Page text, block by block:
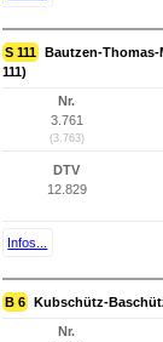
S 111 Bautzen-Thomas-
111)
Nr.
3.761
(3.763)
DTV
12.829
Infos...
B 6 Kubschütz-
Nr.